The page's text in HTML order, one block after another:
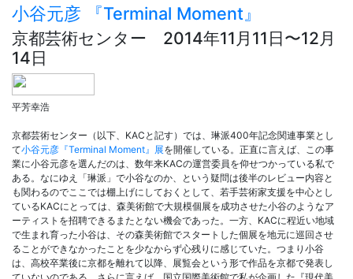
小谷元彦 『Terminal Moment』
京都芸術センター 2014年11月11日〜12月
14日
平芳幸浩
京都芸術センター（以下、KACと記す）では、琳派400年記念関連事業とし
て小谷元彦『Terminal Moment』展を開催している。正直に言えば、この事
業に小谷元彦を選んだのは、数年来KACの運営委員を仰せつかっている私で
ある。なにゆえ「琳派」で小谷なのか、という疑問は後半のレビュー内容と
も関わるのでここでは棚上げにしておくとして、若手芸術家支援を中心とし
ているKACにとっては、森美術館で大規模個展を成功させた小谷のようなア
ーティストを招聘できるまたとない機会であった。一方、KACに程近い地域
で生まれ育った小谷は、その森美術館でスタートした個展を地元に巡回させ
ることができなかったことを少なからず心残りに感じていた。つまり小谷
は、高校卒業後に京都を離れて以降、展覧会という形で作品を京都で発表し